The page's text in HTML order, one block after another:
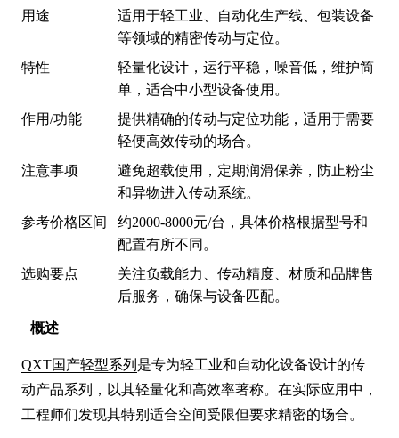
概述
QXT国产轻型系列 是专为轻工业和自动化设备设计的传
动产品系列，以其轻量化和高效率著称。在实际应用中，
工程师们发现其特别适合空间受限但要求精密的场合。
用途
适用于轻工业、自动化生产线、包装设备
等领域的精密传动与定位。
特性
轻量化设计，运行平稳，噪音低，维护简
单，适合中小型设备使用。
作用/功能
提供精确的传动与定位功能，适用于需要
轻便高效传动的场合。
注意事项
避免超载使用，定期润滑保养，防止粉尘
和异物进入传动系统。
参考价格区间
约2000-8000元/台，具体价格根据型号和
配置有所不同。
选购要点
关注负载能力、传动精度、材质和品牌售
后服务，确保与设备匹配。